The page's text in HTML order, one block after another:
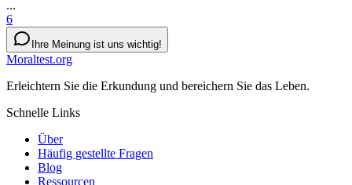
...
6
Ihre Meinung ist uns wichtig!
Moraltest.org
Erleichtern Sie die Erkundung und bereichern Sie das Leben.
Schnelle Links
Über
Häufig gestellte Fragen
Blog
Ressourcen